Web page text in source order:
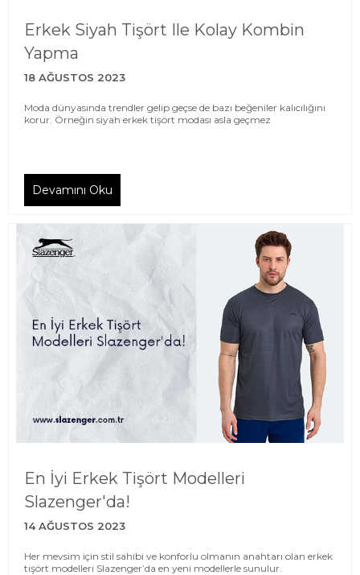
Erkek Siyah Tişört Ile Kolay Kombin
Yapma
18 AĞUSTOS 2023
Moda dünyasında trendler gelip geçse de bazı beğeniler kalıcılığını
korur. Örneğin siyah erkek tişört modası asla geçmez
Devamını Oku
En İyi Erkek Tişört Modelleri
Slazenger'da!
14 AĞUSTOS 2023
Her mevsim için stil sahibi ve konforlu olmanın anahtarı olan erkek
tişört modelleri Slazenger’da en yeni modellerle sunulur.